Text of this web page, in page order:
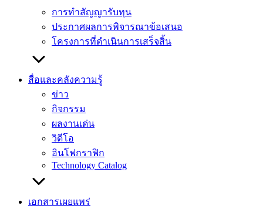
การทำสัญญารับทุน
ประกาศผลการพิจารณาข้อเสนอ
โครงการที่ดำเนินการเสร็จสิ้น
สื่อและคลังความรู้
ข่าว
กิจกรรม
ผลงานเด่น
วิดีโอ
อินโฟกราฟิก
Technology Catalog
เอกสารเผยแพร่